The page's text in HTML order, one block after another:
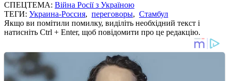
СПЕЦТЕМА: Війна Росії з Україною
ТЕГИ: Украина-Россия, переговоры, Стамбул
Якщо ви помітили помилку, виділіть необхідний текст і
натисніть Ctrl + Enter, щоб повідомити про це редакцію.